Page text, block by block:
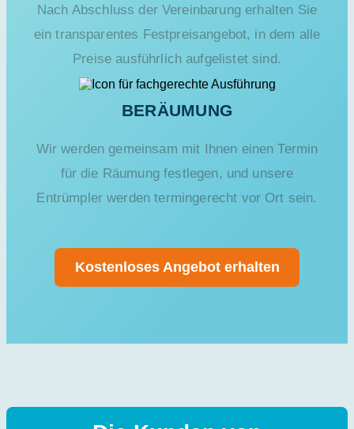
Nach Abschluss der Vereinbarung erhalten Sie
ein transparentes Festpreisangebot, in dem alle
Preise ausführlich aufgelistet sind.
BERÄUMUNG
Wir werden gemeinsam mit Ihnen einen Termin
für die Räumung festlegen, und unsere
Entrümpler werden termingerecht vor Ort sein.
Kostenloses Angebot erhalten